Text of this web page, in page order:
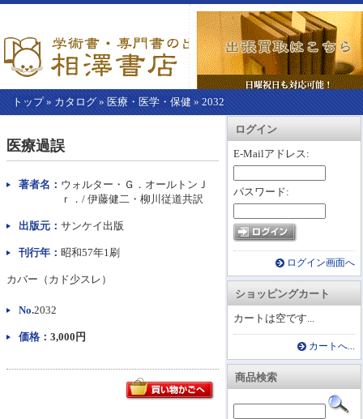
トップ» カタログ » 医療・医学・保健 » 2032
カートを見る
ログイン
E-Mailアドレス:
パスワード:
ログイン画面へ
ショッピングカート
カートは空です...
カートへ...
商品検索
こ
か
本
医療過誤
著者名： ウォルター・Ｇ．オールトンＪ
ｒ．/ 伊藤健二・柳川従道共訳
出版元： サンケイ出版
刊行年： 昭和57年1刷
カバー（カド少スレ）
No.2032
価格： 3,000円